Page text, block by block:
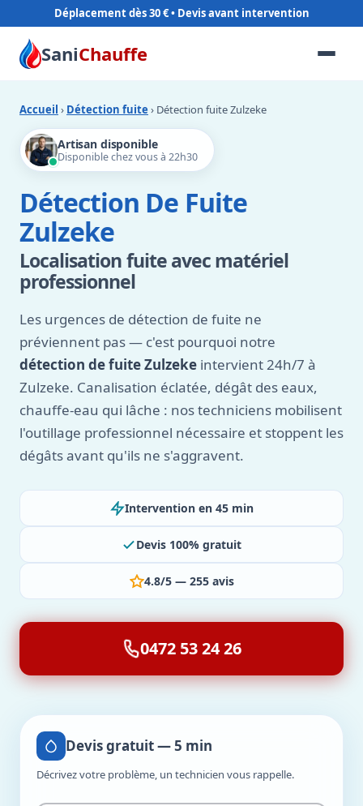
Déplacement dès 30 €
SaniChauffe
Accueil › Détection fuite › Détection fuite Zulzeke
Artisan disponible
Disponible chez vous à 22h30
Détection De Fuite
Zulzeke
Localisation fuite avec matériel
professionnel
Les urgences de détection de fuite ne
préviennent pas — c'est pourquoi notre
détection de fuite Zulzeke intervient 24h/7 à
Zulzeke. Canalisation éclatée, dégât des eaux,
chauffe-eau qui lâche : nos techniciens mobilisent
l'outillage professionnel nécessaire et stoppent les
dégâts avant qu'ils ne s'aggravent.
Intervention en 45 min
Devis 100% gratuit
4.8/5 — 255 avis
0472 53 24 26
Devis gratuit — 5 min
Décrivez votre problème, un technicien vous rappelle.